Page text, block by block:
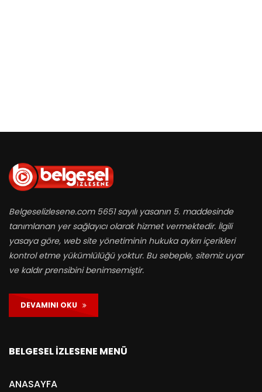
Belgeselizlesene.com 5651 sayılı yasanın 5. maddesinde
tanımlanan yer sağlayıcı olarak hizmet vermektedir. İlgili
yasaya göre, web site yönetiminin hukuka aykırı içerikleri
kontrol etme yükümlülüğü yoktur. Bu sebeple, sitemiz uyar
ve kaldır prensibini benimsemiştir.
DEVAMINI OKU
BELGESEL İZLESENE MENÜ
ANASAYFA